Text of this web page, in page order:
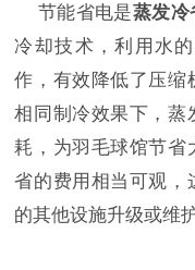
节能省电是蒸发冷
冷却技术，利用水
作，有效降低了压缩
相同制冷效果下，蒸
耗，为羽毛球馆节省
省的费用相当可观，
的其他设施升级或维护